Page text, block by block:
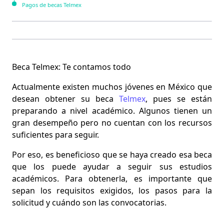
Pagos de becas Telmex
Beca Telmex: Te contamos todo
Actualmente existen muchos jóvenes en México que
desean obtener su beca Telmex, pues se están
preparando a nivel académico. Algunos tienen un
gran desempeño pero no cuentan con los recursos
suficientes para seguir.
Por eso, es beneficioso que se haya creado esa beca
que los puede ayudar a seguir sus estudios
académicos. Para obtenerla, es importante que
sepan los requisitos exigidos, los pasos para la
solicitud y cuándo son las convocatorias.